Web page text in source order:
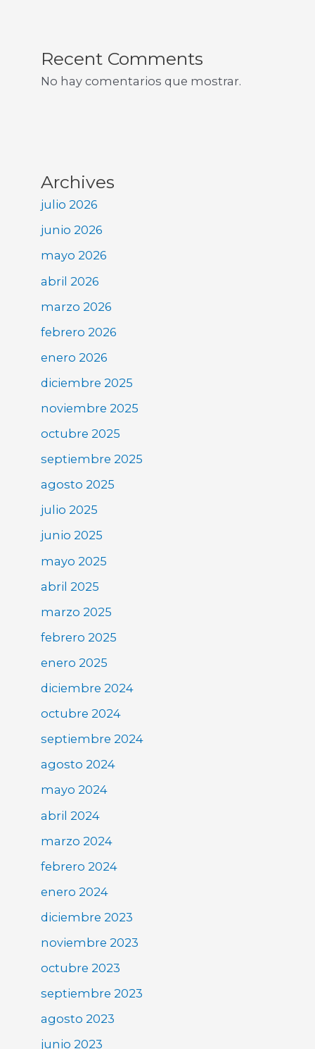
Recent Comments
No hay comentarios que mostrar.
Archives
julio 2026
junio 2026
mayo 2026
abril 2026
marzo 2026
febrero 2026
enero 2026
diciembre 2025
noviembre 2025
octubre 2025
septiembre 2025
agosto 2025
julio 2025
junio 2025
mayo 2025
abril 2025
marzo 2025
febrero 2025
enero 2025
diciembre 2024
octubre 2024
septiembre 2024
agosto 2024
mayo 2024
abril 2024
marzo 2024
febrero 2024
enero 2024
diciembre 2023
noviembre 2023
octubre 2023
septiembre 2023
agosto 2023
junio 2023